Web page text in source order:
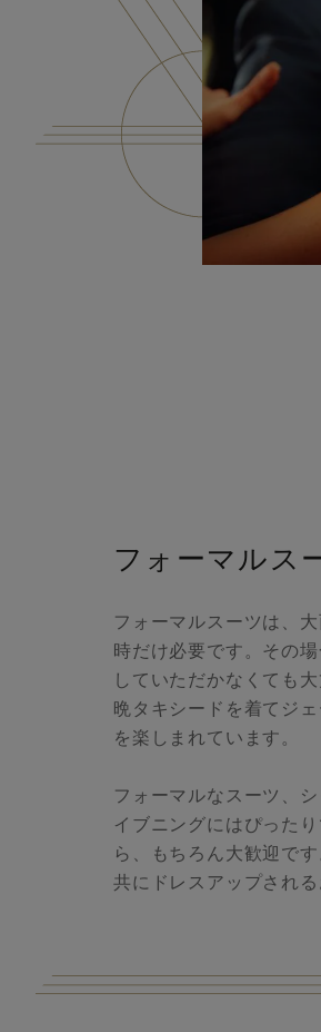
フォーマルス
フォーマルスーツは、
時だけ必要です。その
していただかなくても
晩タキシードを着てジ
を楽しまれています。
フォーマルなスーツ、
イブニングにはぴった
ら、もちろん大歓迎で
共にドレスアップされ